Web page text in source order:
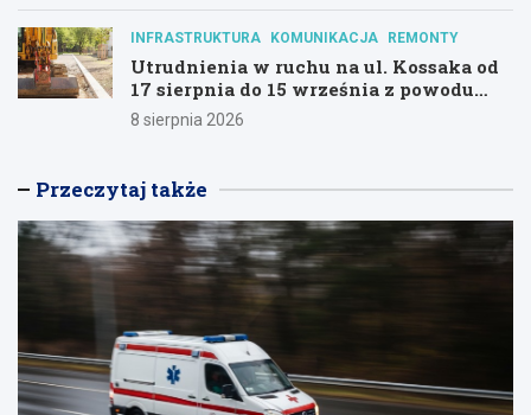
INFRASTRUKTURA KOMUNIKACJA REMONTY
Utrudnienia w ruchu na ul. Kossaka od
17 sierpnia do 15 września z powodu
modernizacji
8 sierpnia 2026
Przeczytaj także